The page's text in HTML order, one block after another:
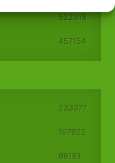
522318
457154
233377
107922
66181